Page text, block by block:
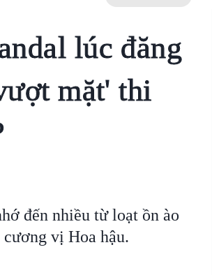
lúc đăng
mặt' thi
đến nhiều từ loạt ồn ào
vị Hoa hậu.